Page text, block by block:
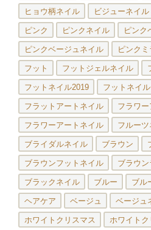
ヒョウ柄ネイル ビジューネイル
ピンク ピンクネイル ピンク
ピンクベージュネイル ピンクミ
フット フットジェルネイル
フットネイル2019 フットネイ
フラットアートネイル フラワー
フラワーアートネイル フルー
ブライダルネイル ブラウン
ブラウンフットネイル ブラウ
ブラックネイル ブルー ブル
ヘアケア ベージュ ベージュ
ホワイトクリスマス ホワイト